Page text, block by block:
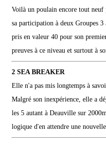
Voilà un poulain encore tout
sa participation à deux Groupes
pris en valeur 40 pour son
preuves à ce niveau et surtout à
2 SEA BREAKER
Elle n'a pas mis longtemps à
Malgré son inexpérience, elle a
les 5 autant à Deauville sur
logique d'en attendre une